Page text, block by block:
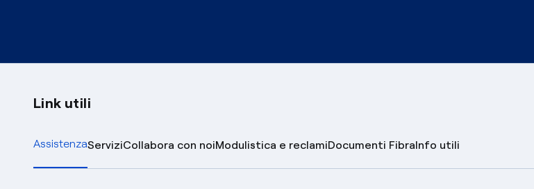
Link utili
AssistenzaServiziCollabora con noiModulistica e reclamiDocumenti FibraInfo utili